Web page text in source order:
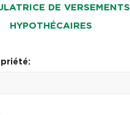
DE VERSEMENTS
HYPOTHÉCAIRES